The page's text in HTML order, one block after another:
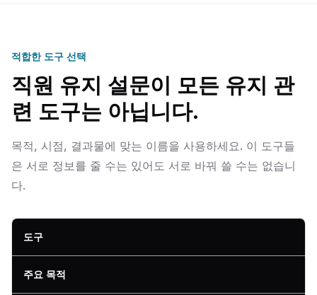
적합한 도구 선택
직원 유지 설문이 모든 유지 관
련 도구는 아닙니다.
목적, 시점, 결과물에 맞는 이름을 사용하세요. 이 도구들
은 서로 정보를 줄 수는 있어도 서로 바꿔 쓸 수는 없습니
다.
도구
주요 목적